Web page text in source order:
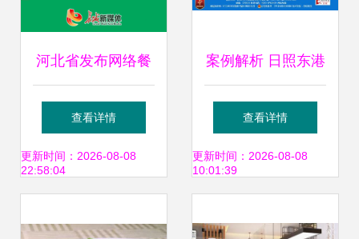
期）揭秘
河北省发布网络餐
饮服务食品安全提
示 禁止提供群体性
查看详情
更新时间：2026-08-08
22:58:04
案例解析 日照东港
区和源祥餐饮服务
因未规范清洁顾客
查看详情
更新时间：2026-08-08
10:01:39